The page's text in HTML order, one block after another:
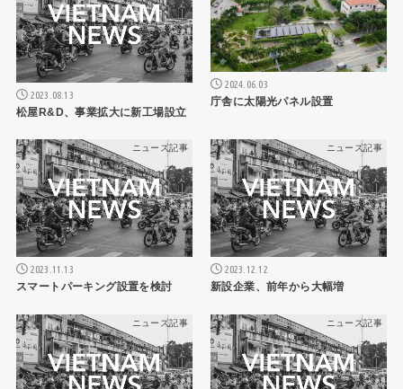
2023.08.13
松屋R&D、事業拡大に新工場設立
2024.06.03
庁舎に太陽光パネル設置
ニュース記事
2023.11.13
スマートパーキング設置を検討
ニュース記事
2023.12.12
新設企業、前年から大幅増
ニュース記事 ニュース記事